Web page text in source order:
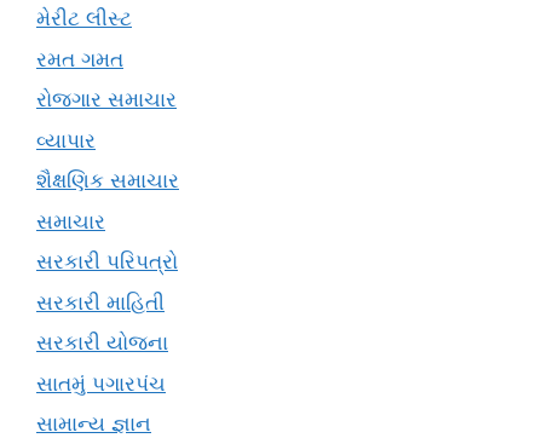
મેરીટ લીસ્ટ
રમત ગમત
રોજગાર સમાચાર
વ્યાપાર
શૈક્ષણિક સમાચાર
સમાચાર
સરકારી પરિપત્રો
સરકારી માહિતી
સરકારી યોજના
સાતમું પગારપંચ
સામાન્ય જ્ઞાન